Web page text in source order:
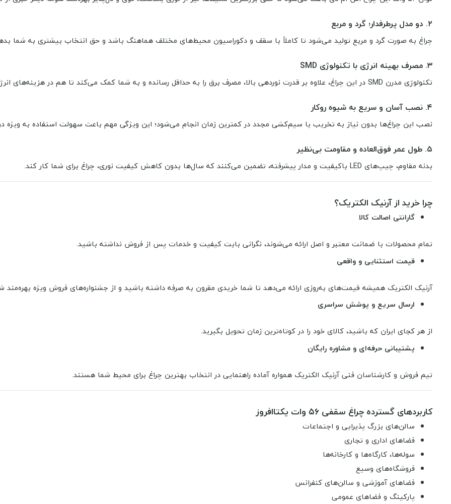
۲. دو مدل پرطرفدار؛ گرد و مربع
چراغ به صورت گرد و مربع تولید می‌شود تا کاملاً با سقف و دکوراسیون محیط‌های مختلف هماهنگ باشد و حق انتخاب بیشتری به شما
۳. مصرف بهینه انرژی با تکنولوژی SMD
تکنولوژی مدرن SMD در این چراغ، علاوه بر قدرت نوردهی بالا، مصرف برق را به حداقل رسانده و به شما کمک می‌کند تا هم در هزینه‌های انرژی صرفه‌جویی کنید و هم محیطی مدرن داشته باشید.
۴. نصب آسان و سریع به شیوه روکار
نصب این چراغ‌ها بدون نیاز به تخریب یا سیم‌کشی مجدد در کمترین زمان انجام می‌شود؛ این ویژگی مهم باعث سهولت استفاده به ویژه
۵. طول عمر فوق‌العاده و مقاومت بی‌نظیر
بدنه مقاوم، چیپ‌های LED باکیفیت و مدار پیشرفته، تضمین می‌کنند که سال‌ها بدون کاهش کیفیت نوری، چراغ برای شما کار کند.
چرا خرید از آرنیک الکتریک؟
گارانتی اصالت کالا
تمام محصولات با ضمانت معتبر و اصل ارائه می‌شوند، نگرانی بابت کیفیت و خدمات پس از فروش نداشته باشید.
قیمت استثنایی و واقعی
آرنیک الکتریک همیشه قیمت‌های به‌روزی ارائه می‌دهد تا شما خریدی مقرون به صرفه داشته باشید و از جشنواره‌های فروش ویژه بهره‌مند
ارسال سریع و پوشش سراسری
از هر کجای ایران که باشید، کالای خود را در کوتاه‌ترین زمان تحویل بگیرید.
پشتیبانی حرفه‌ای و مشاوره رایگان
تیم فروش و کارشناسان فنی آرنیک الکتریک همواره آماده راهنمایی در انتخاب بهترین چراغ برای محیط شما هستند.
کاربردهای گسترده چراغ سقفی ۵۶ وات یکتاافروز
سالن‌های بزرگ پذیرایی و اجتماعات
فضاهای اداری و تجاری
سوله‌ها، کارگاه‌ها و کارخانه‌ها
فروشگاه‌های وسیع
فضاهای آموزشی و سالن‌های کنفرانس
پارکینگ‌ و فضاهای عمومی